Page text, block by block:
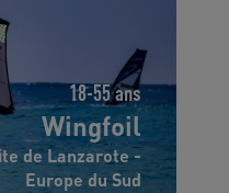
18-55 ans
Wingfoil
de Lanzarote -
Europe du Sud